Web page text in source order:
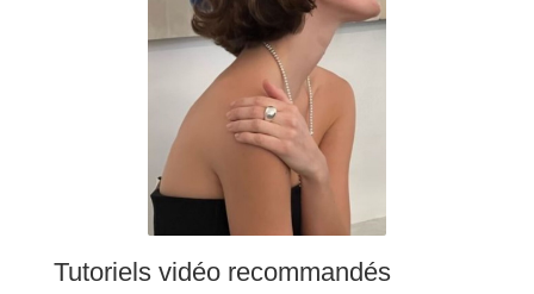
Tutoriels vidéo recommandés